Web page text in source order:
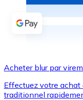
Acheter avec
Virement SEPA
Utilisez les
Acheter blur par
Effectuez votre
traditionnel